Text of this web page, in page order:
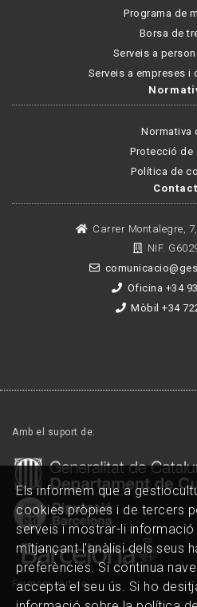
Programa de
Borsa de
Serveis a
Serveis a empreses i
Normativa
Protecció de
Política de
Carrer Montalegre,
NIF.
Oficina +34
Mòbil +34
Amb el suport de:
Formem part de:
Els informem que a
cookies pròpies i de tercers
serveis i mostrar-li
mitjançant l'anàlisi dels seus
preferències. Si continua
accepta el seu ús. Si ho